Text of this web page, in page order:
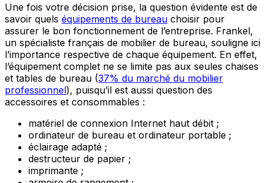
Une fois votre décision prise, la question évidente est de
savoir quels équipements de bureau choisir pour
assurer le bon fonctionnement de l’entreprise. Frankel,
un spécialiste français de mobilier de bureau, souligne ici
l’importance respective de chaque équipement. En effet,
l’équipement complet ne se limite pas aux seules chaises
et tables de bureau (37% du marché du mobilier
professionnel), puisqu’il est aussi question des
accessoires et consommables :
matériel de connexion Internet haut débit ;
ordinateur de bureau et ordinateur portable ;
éclairage adapté ;
destructeur de papier ;
imprimante ;